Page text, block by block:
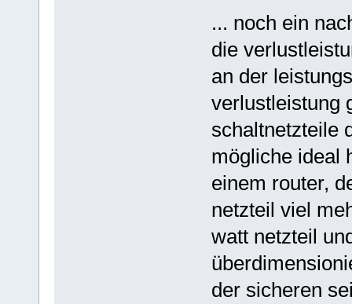
... noch ein
die
an der
verlustleistung
schaltnetzteile
mögliche ideal
einem router,
netzteil viel
watt netzteil
der sicheren